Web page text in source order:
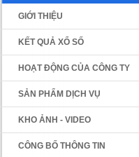
GIỚI THIỆU
KẾT QUẢ XỔ SỐ
HOẠT ĐỘNG CỦA CÔNG TY
SẢN PHẨM DỊCH VỤ
KHO ẢNH - VIDEO
CÔNG BỐ THÔNG TIN